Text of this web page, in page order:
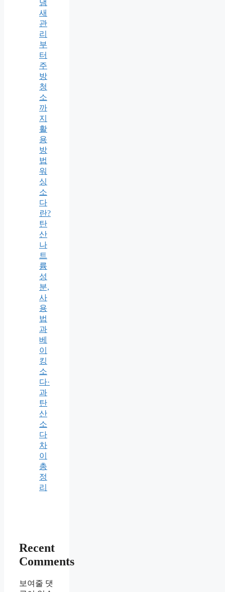
냄
새
관
리
부
터
주
방
청
소
까
지
활
용
방
법
워
싱
소
다
란?
탄
산
나
트
륨
성
분,
사
용
법
과
베
이
킹
소
다·
과
탄
산
소
다
차
이
총
정
리
Recent
Comments
보여줄 댓